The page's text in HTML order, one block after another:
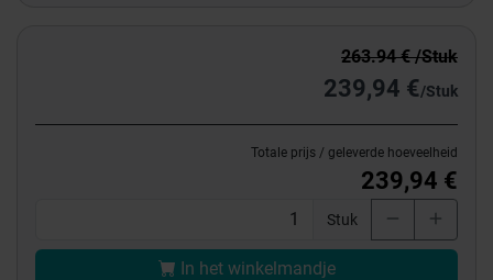
263.94 € /Stuk
239,94 €/Stuk
Totale prijs / geleverde hoeveelheid
239,94 €
Stuk
In het winkelmandje